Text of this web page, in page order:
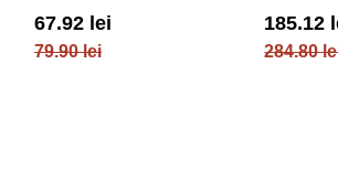
bumbac si cu croiala boxy
OUTHORN
79.90 lei
67.92 lei
000 si
4F
284.80
185.12